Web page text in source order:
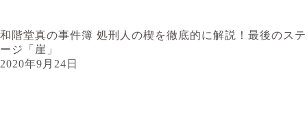
和階堂真の事件簿 処刑人の楔を徹底的に解説！最後のステ
ージ「崖」
2020年9月24日